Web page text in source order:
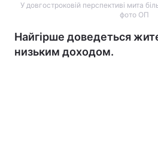
У довгостроковій перспективі мита
фото ОП
Найгірше доведеться
низьким доходом.